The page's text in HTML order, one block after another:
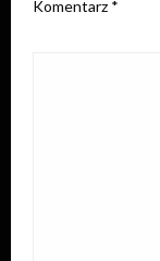
Komentarz *